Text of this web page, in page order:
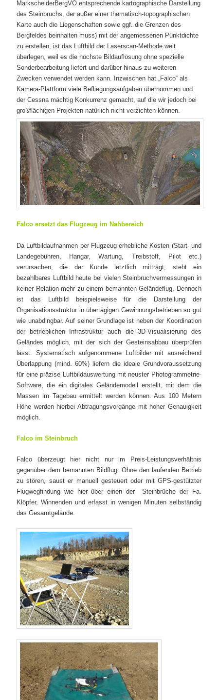
MarkscheiderBergVO entsprechende kartographische Darstellung
des Steinbruchs, der außer einer thematisch-topographischen
Karte auch die Liegenschaften sowie ggf. die Grenzen des
Bergfeldes beinhalten muss) mit der angemessenen Punktdichte
zu erstellen, ist das Luftbild der Laserscan-Methode weit
überlegen, weil es die höchste Bildauflösung ohne spezielle
Sonderbearbeitung liefert und darüber hinaus zu weiteren
Zwecken verwendet werden kann. Inzwischen hat „Falco“ als
Kamera-Plattform viele Befliegungsaufgaben übernommen und
der Cessna mächtig Konkurrenz gemacht, auf die wir jedoch bei
großflächigen Projekten natürlich nicht verzichten können.
Falco ersetzt das Flugzeug im Nahbereich
Da Luftbildaufnahmen per Flugzeug erhebliche Kosten (Start- und
Landegebühren, Hangar, Wartung, Treibstoff, Pilot etc.)
verursachen, die der Kunde letztlich mitträgt, steht ein
bezahlbares Luftbild heute bei vielen Steinbruchvermessungen in
keiner Relation mehr zu einem bemannten Geländeflug. Dennoch
ist das Luftbild beispielsweise für die Darstellung der
Organisationsstruktur in übertägigen Gewinnungsbetrieben so gut
wie unabdingbar. Auf seiner Grundlage ist neben der Koordination
der betrieblichen Infrastruktur auch die 3D-Visualisierung des
Geländes möglich, mit der sich der Gesteinsabbau überprüfen
lässt. Systematisch aufgenommene Luftbilder mit ausreichend
Überlappung (mind. 60%) liefern die ideale Grundvoraussetzung
für eine präzise Luftbildauswertung mit neuster Photogrammetrie-
Software, die ein digitales Geländemodell erstellt, mit dem die
Massen im Tagebau ermittelt werden können. Aus 100 Metern
Höhe werden hierbei Abtragungsvorgänge mit hoher Genauigkeit
möglich.
Falco im Steinbruch
Falco überzeugt hier nicht nur im Preis-Leistungsverhältnis
gegenüber dem bemannten Bildflug. Ohne den laufenden Betrieb
zu stören, saust er manuell gesteuert oder mit GPS-gestützter
Flugwegfindung wie hier über einen der
Steinbrüche der Fa.
Klöpfer, Winnenden und erfasst in wenigen Minuten selbständig
das Gesamtgelände.